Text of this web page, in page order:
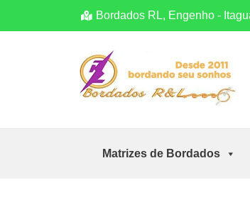
Bordados RL, Engenho -
Matrizes de Bordados